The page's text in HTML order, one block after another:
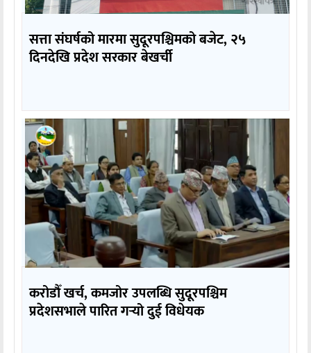
सत्ता संघर्षको मारमा सुदूरपश्चिमको बजेट, २५
दिनदेखि प्रदेश सरकार बेखर्ची
करोडौँ खर्च, कमजोर उपलब्धि सुदूरपश्चिम
प्रदेशसभाले पारित गर्‍यो दुई विधेयक